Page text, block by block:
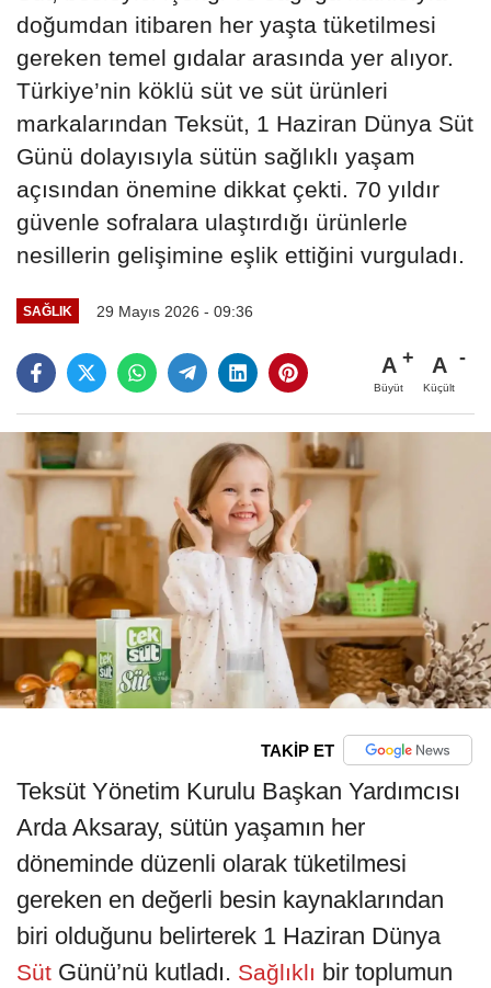
doğumdan itibaren her yaşta tüketilmesi
gereken temel gıdalar arasında yer alıyor.
Türkiye’nin köklü süt ve süt ürünleri
markalarından Teksüt, 1 Haziran Dünya Süt
Günü dolayısıyla sütün sağlıklı yaşam
açısından önemine dikkat çekti. 70 yıldır
güvenle sofralara ulaştırdığı ürünlerle
nesillerin gelişimine eşlik ettiğini vurguladı.
SAĞLIK 29 Mayıs 2026 - 09:36
A
Büyüt
A
Küçült
TAKİP ET
Teksüt Yönetim Kurulu Başkan Yardımcısı
Arda Aksaray, sütün yaşamın her
döneminde düzenli olarak tüketilmesi
gereken en değerli besin kaynaklarından
biri olduğunu belirterek 1 Haziran Dünya
Süt Günü’nü kutladı. Sağlıklı bir toplumun